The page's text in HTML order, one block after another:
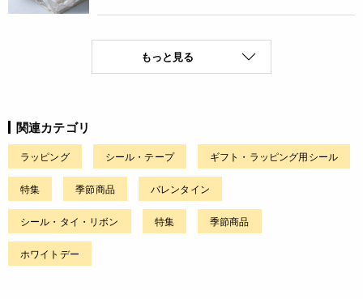
もっと見る
関連カテゴリ
ラッピング シール・テープ ギフト・ラッピング用シール
特集 季節商品 バレンタイン
シール・タイ・リボン 特集 季節商品
ホワイトデー